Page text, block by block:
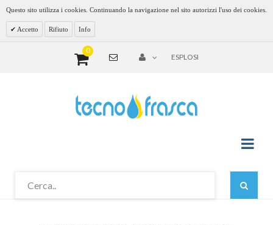
Questo sito utilizza i cookies. Continuando la navigazione nel sito autorizzi l'uso dei cookies.
Accetto Rifiuto Info
0
ESPLOSI